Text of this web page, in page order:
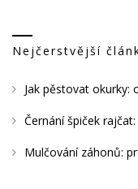
Nejčerstvější
Jak pěstovat okurky:
Černání špiček
Mulčování záhonů: